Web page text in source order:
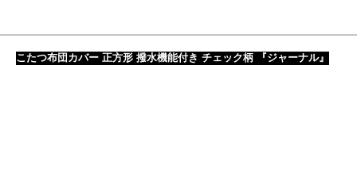
こたつ布団カバー 正方形 撥水機能付き チェック柄 『ジャーナル』